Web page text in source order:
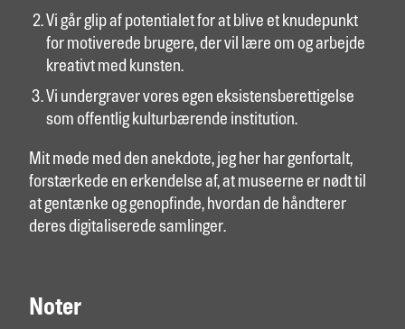
Vi går glip af potentialet for at blive et knudepunkt
for motiverede brugere, der vil lære om og arbejde
kreativt med kunsten.
Vi undergraver vores egen eksistensberettigelse
som offentlig kulturbærende institution.
Mit møde med den anekdote, jeg her har genfortalt,
forstærkede en erkendelse af, at museerne er nødt til
at gentænke og genopfinde, hvordan de håndterer
deres digitaliserede samlinger.
Noter